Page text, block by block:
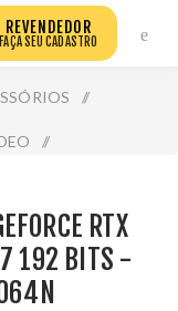
REVENDEDOR
FAÇA SEU CADASTRO
/
/
195064n
RTX
192 BITS -